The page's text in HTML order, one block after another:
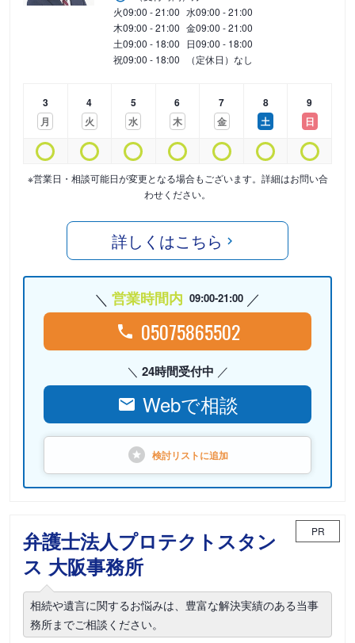
火09:00 - 21:00 水09:00 - 21:00
木09:00 - 21:00 金09:00 - 21:00
土09:00 - 18:00 日09:00 - 18:00
祝09:00 - 18:00 （定休日）なし
3
月
4
火
5
水
6
木
7
金
8
土
9
日
※営業日・相談可能日が変更となる場合もございます。詳細はお問い合
わせください。
詳しくはこちら
営業時間内 09:00-21:00
05075865502
24時間受付中
Webで相談
検討リストに追加
弁護士法人プロテクトスタン
ス 大阪事務所
PR
相続や遺言に関するお悩みは、豊富な解決実績のある当事
務所までご相談ください。